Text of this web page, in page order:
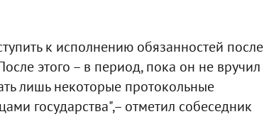
к исполнению обязанностей после
этого – в период, пока он не вручил
лишь некоторые протокольные
государства",– отметил собеседник